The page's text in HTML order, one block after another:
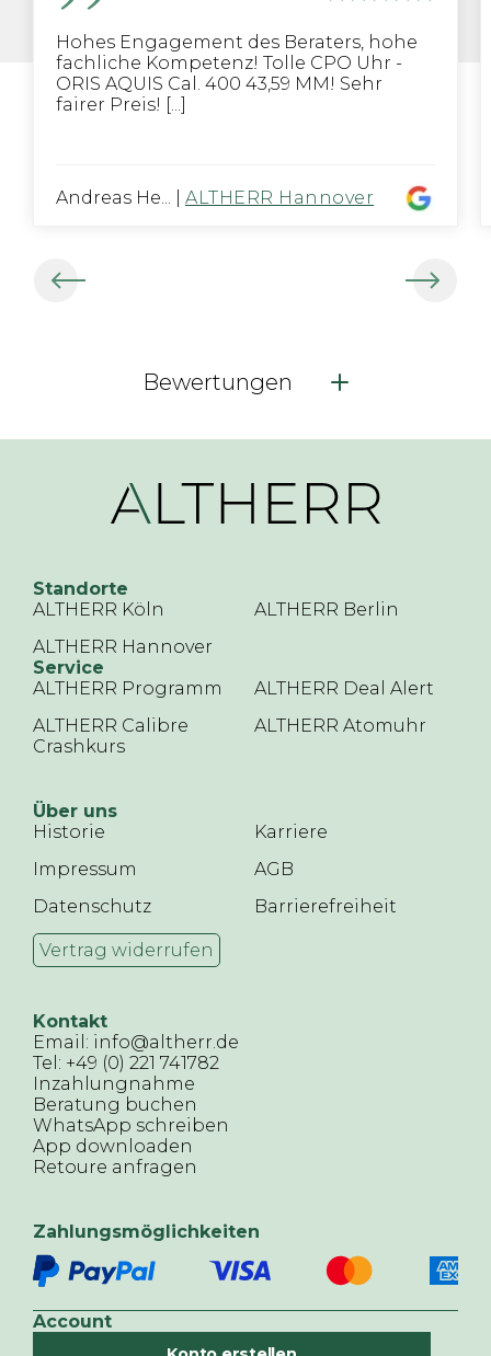
Hohes Engagement des Beraters, hohe
fachliche Kompetenz! Tolle CPO Uhr -
ORIS AQUIS Cal. 400 43,59 MM! Sehr
fairer Preis! [...]
Andreas He... ALTHERR Hannover
Bewertungen
Standorte
ALTHERR Köln
ALTHERR Berlin
ALTHERR Hannover
Service
ALTHERR Programm
ALTHERR Deal Alert
ALTHERR Calibre
Crashkurs
ALTHERR Atomuhr
Über uns
Historie
Karriere
Impressum
AGB
Datenschutz
Barrierefreiheit
Vertrag widerrufen
Kontakt
Email: info@altherr.de
Tel: +49 (0) 221 741782
Inzahlungnahme
Beratung buchen
WhatsApp schreiben
App downloaden
Retoure anfragen
Zahlungsmöglichkeiten
Account